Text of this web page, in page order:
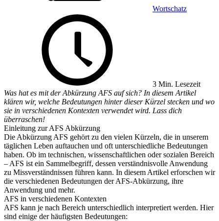
Wortschatz
3 Min. Lesezeit
Was hat es mit der Abkürzung AFS auf sich? In diesem Artikel
klären wir, welche Bedeutungen hinter dieser Kürzel stecken und wo
sie in verschiedenen Kontexten verwendet wird. Lass dich
überraschen!
Einleitung zur AFS Abkürzung
Die Abkürzung AFS gehört zu den vielen Kürzeln, die in unserem
täglichen Leben auftauchen und oft unterschiedliche Bedeutungen
haben. Ob im technischen, wissenschaftlichen oder sozialen Bereich
– AFS ist ein Sammelbegriff, dessen verständnisvolle Anwendung
zu Missverständnissen führen kann. In diesem Artikel erforschen wir
die verschiedenen Bedeutungen der AFS-Abkürzung, ihre
Anwendung und mehr.
AFS in verschiedenen Kontexten
AFS kann je nach Bereich unterschiedlich interpretiert werden. Hier
sind einige der häufigsten Bedeutungen: